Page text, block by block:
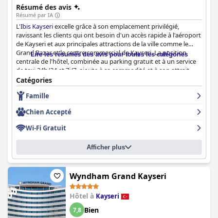
Résumé des avis
Résumé par IA
L'Ibis Kayseriexcelle grâce à son emplacement privilégié,
ravissant les clients qui ont besoin d'un accès rapide à l'aéroport
de Kayseri et aux principales attractions de la ville comme le
Grand Bazar et le centre commercial de Kayseri. La position
centrale de l'hôtel, combinée au parking gratuit et à un service
de taxi 24h/24 et 7j/7, ajoute à sa commodité et à son attrait,
malgré un environnement moins pittoresque.
L'expérience du petit-déjeuner est très appréciée pour sa
copieux qui répond à divers goûts. Bien qu'il existe quelques
critiques mineures concernant les inclusions dans les forfaits et
les horaires du petit-déjeuner, le sentiment général reste très
positif.
De même, le dîner au restaurant sur place de l'hôtel est salué
pour ses repas délicieux et à prix raisonnable, avec un large
éventail de plats disponibles. Bien que certains problèmes de
communication et incohérences de service aient été notés, la
cuisine opérationnelle 24h/24 et l'option de service en chambre
contribuent à une expérience culinaire pratique.
Lire les résumés des avis pour toutes les catégories
Catégories
Famille
Chien Accepté
Wi-Fi Gratuit
Afficher plus
Wyndham Grand Kayseri
Hôtel à Kayseri
7,8 Bien